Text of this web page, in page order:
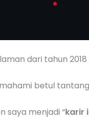
dari tahun
betul
saya menjadi “karir